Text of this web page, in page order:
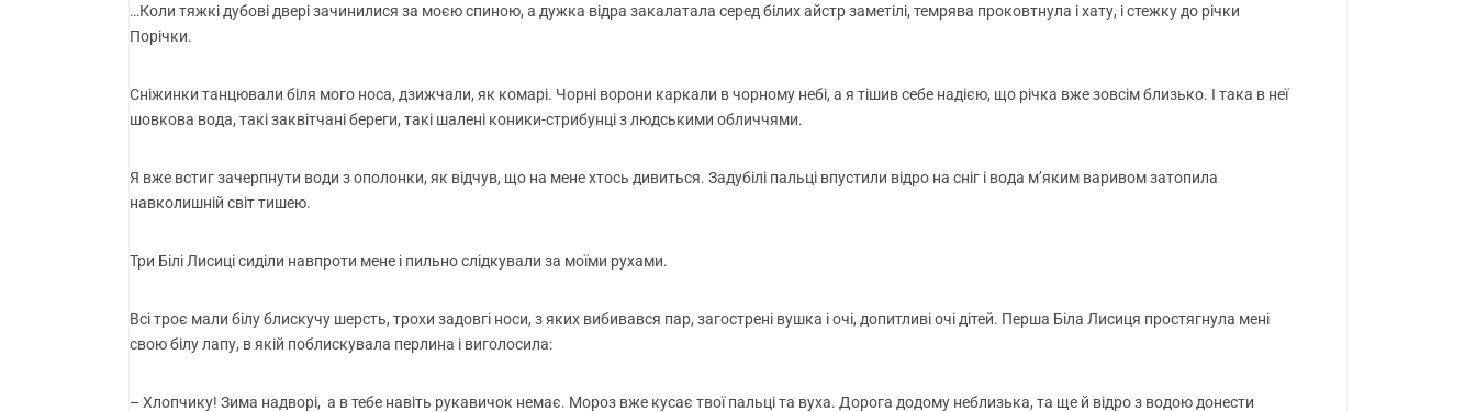
…Коли тяжкі дубові двері зачинилися за моєю спиною, а дужка відра закалатала серед білих айстр заметілі, темрява проковтнула і хату, і стежку до річки
Порічки.
Сніжинки танцювали біля мого носа, дзижчали, як комарі. Чорні ворони каркали в чорному небі, а я тішив себе надією, що річка вже зовсім близько. І така в неї
шовкова вода, такі заквітчані береги, такі шалені коники-стрибунці з людськими обличчями.
Я вже встиг зачерпнути води з ополонки, як відчув, що на мене хтось дивиться. Задубілі пальці впустили відро на сніг і вода м’яким варивом затопила
навколишній світ тишею.
Три Білі Лисиці сиділи навпроти мене і пильно слідкували за моїми рухами.
Всі троє мали білу блискучу шерсть, трохи задовгі носи, з яких вибивався пар, загострені вушка і очі, допитливі очі дітей. Перша Біла Лисиця простягнула мені
свою білу лапу, в якій поблискувала перлина і виголосила:
– Хлопчику! Зима надворі, а в тебе навіть рукавичок немає. Мороз вже кусає твої пальці та вуха. Дорога додому неблизька, та ще й відро з водою донести